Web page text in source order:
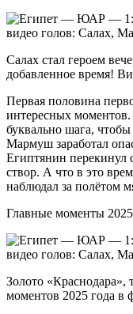
Салах стал героем
добавленное время!
Первая половина
интересных
буквально шага,
Мармуш заработал
Египтянин перекинул
створ. А что в это
наблюдал за полётом
Главные моменты
Золото
моментов 2025 года в